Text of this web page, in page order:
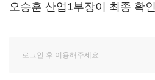
오승훈 산업1부장이 최종 확